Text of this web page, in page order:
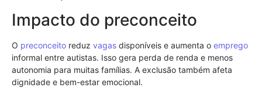
Impacto do preconceito
O preconceito reduz vagas disponíveis e aumenta o emprego
informal entre autistas. Isso gera perda de renda e menos
autonomia para muitas famílias. A exclusão também afeta
dignidade e bem-estar emocional.